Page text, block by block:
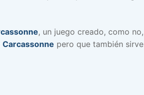
, un juego creado, como
Carcassonne pero que también